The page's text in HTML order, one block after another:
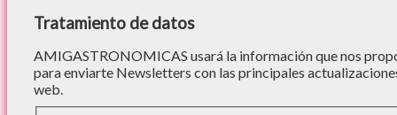
Tratamiento de datos
AMIGASTRONOMICAS usará la información que nos
para enviarte Newsletters con las principales
web.